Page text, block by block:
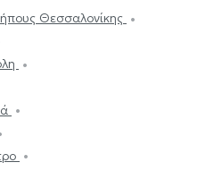
Θεσσαλονίκης